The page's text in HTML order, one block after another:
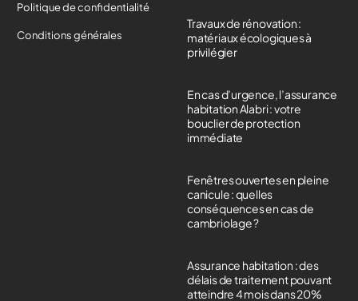
Politique de confidentialité
Conditions générales
Travaux de rénovation :
matériaux écologiques à
privilégier
En cas d’urgence, l’assurance
habitation Alabri : votre
bouclier de protection
immédiate
Fenêtres ouvertes en pleine
canicule : quelles
conséquences en cas de
cambriolage ?
Assurance habitation : des
délais de traitement pouvant
atteindre 4 mois dans 20%